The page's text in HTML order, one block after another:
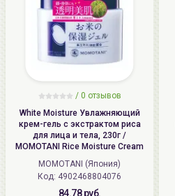
/ 0 отзывов
White Moisture Увлажняющий
крем-гель с экстрактом риса
для лица и тела, 230г /
MOMOTANI Rice Moisture Cream
MOMOTANI (Япония)
Код: 4902468804076
84.78 руб.